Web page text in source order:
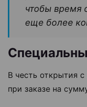
чтобы время
еще более
В честь открытия
при заказе на